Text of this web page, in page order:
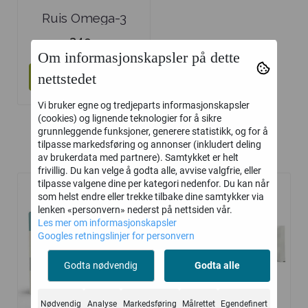
Ruis Omega-3
Selolje Extra ...
349,-
Kjøp
Kunder kjøpte også
Om informasjonskapsler på dette
nettstedet
Vi bruker egne og tredjeparts informasjonskapsler
(cookies) og lignende teknologier for å sikre
grunnleggende funksjoner, generere statistikk, og for å
tilpasse markedsføring og annonser (inkludert deling
av brukerdata med partnere). Samtykket er helt
frivillig. Du kan velge å godta alle, avvise valgfrie, eller
tilpasse valgene dine per kategori nedenfor. Du kan når
som helst endre eller trekke tilbake dine samtykker via
lenken «personvern» nederst på nettsiden vår.
Les mer om informasjonskapsler
Googles retningslinjer for personvern
Godta nødvendig Godta alle
Nødvendig Analyse Markedsføring Målrettet Egendefinert